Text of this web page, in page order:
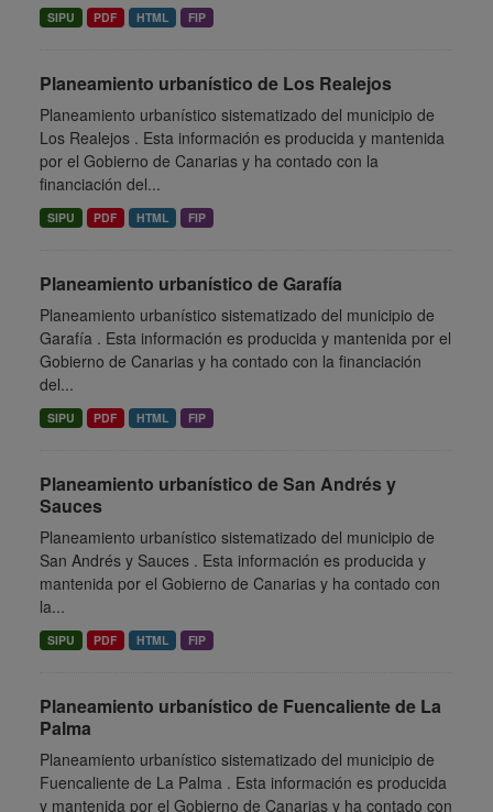
SIPU PDF HTML FIP
Planeamiento urbanístico de Los Realejos
Planeamiento urbanístico sistematizado del municipio de
Los Realejos . Esta información es producida y mantenida
por el Gobierno de Canarias y ha contado con la
financiación del...
SIPU PDF HTML FIP
Planeamiento urbanístico de Garafía
Planeamiento urbanístico sistematizado del municipio de
Garafía . Esta información es producida y mantenida por el
Gobierno de Canarias y ha contado con la financiación
del...
SIPU PDF HTML FIP
Planeamiento urbanístico de San Andrés y
Sauces
Planeamiento urbanístico sistematizado del municipio de
San Andrés y Sauces . Esta información es producida y
mantenida por el Gobierno de Canarias y ha contado con
la...
SIPU PDF HTML FIP
Planeamiento urbanístico de Fuencaliente de La
Palma
Planeamiento urbanístico sistematizado del municipio de
Fuencaliente de La Palma . Esta información es producida
y mantenida por el Gobierno de Canarias y ha contado con